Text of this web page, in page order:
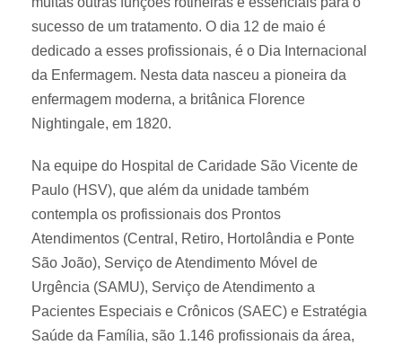
sucesso de um tratamento. O dia 12 de maio é
dedicado a esses profissionais, é o Dia Internacional
da Enfermagem. Nesta data nasceu a pioneira da
enfermagem moderna, a britânica Florence
Nightingale, em 1820.
Na equipe do Hospital de Caridade São Vicente de
Paulo (HSV), que além da unidade também
contempla os profissionais dos Prontos
Atendimentos (Central, Retiro, Hortolândia e Ponte
São João), Serviço de Atendimento Móvel de
Urgência (SAMU), Serviço de Atendimento a
Pacientes Especiais e Crônicos (SAEC) e Estratégia
Saúde da Família, são 1.146 profissionais da área,